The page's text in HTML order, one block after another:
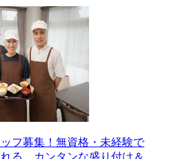
フ募集！無資格・未経験で